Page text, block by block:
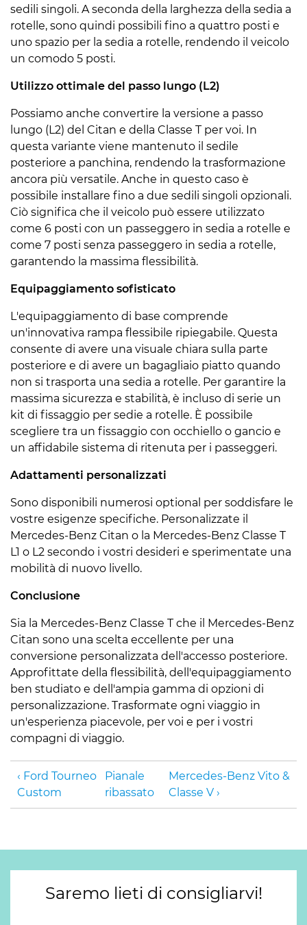
sedili singoli. A seconda della larghezza della sedia a
rotelle, sono quindi possibili fino a quattro posti e
uno spazio per la sedia a rotelle, rendendo il veicolo
un comodo 5 posti.
Utilizzo ottimale del passo lungo (L2)
Possiamo anche convertire la versione a passo
lungo (L2) del Citan e della Classe T per voi. In
questa variante viene mantenuto il sedile
posteriore a panchina, rendendo la trasformazione
ancora più versatile. Anche in questo caso è
possibile installare fino a due sedili singoli opzionali.
Ciò significa che il veicolo può essere utilizzato
come 6 posti con un passeggero in sedia a rotelle e
come 7 posti senza passeggero in sedia a rotelle,
garantendo la massima flessibilità.
Equipaggiamento sofisticato
L'equipaggiamento di base comprende
un'innovativa rampa flessibile ripiegabile. Questa
consente di avere una visuale chiara sulla parte
posteriore e di avere un bagagliaio piatto quando
non si trasporta una sedia a rotelle. Per garantire la
massima sicurezza e stabilità, è incluso di serie un
kit di fissaggio per sedie a rotelle. È possibile
scegliere tra un fissaggio con occhiello o gancio e
un affidabile sistema di ritenuta per i passeggeri.
Adattamenti personalizzati
Sono disponibili numerosi optional per soddisfare le
vostre esigenze specifiche. Personalizzate il
Mercedes-Benz Citan o la Mercedes-Benz Classe T
L1 o L2 secondo i vostri desideri e sperimentate una
mobilità di nuovo livello.
Conclusione
Sia la Mercedes-Benz Classe T che il Mercedes-Benz
Citan sono una scelta eccellente per una
conversione personalizzata dell'accesso posteriore.
Approfittate della flessibilità, dell'equipaggiamento
ben studiato e dell'ampia gamma di opzioni di
personalizzazione. Trasformate ogni viaggio in
un'esperienza piacevole, per voi e per i vostri
compagni di viaggio.
Ford Tourneo
Custom
Pianale
ribassato
Mercedes-Benz Vito &
Classe V
Saremo lieti di consigliarvi!